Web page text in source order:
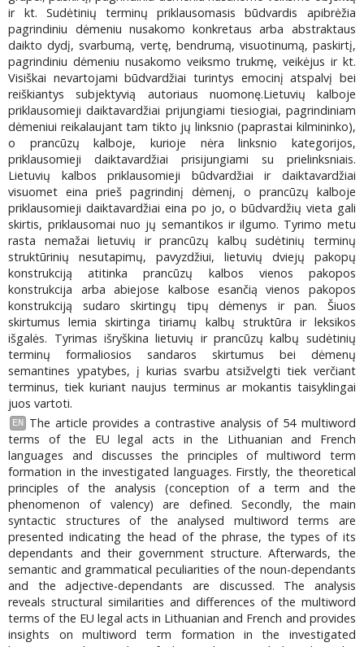
ir kt. Sudėtinių terminų priklausomasis būdvardis apibrėžia
pagrindiniu dėmeniu nusakomo konkretaus arba abstraktaus
daikto dydį, svarbumą, vertę, bendrumą, visuotinumą, paskirtį,
pagrindiniu dėmeniu nusakomo veiksmo trukmę, veikėjus ir kt.
Visiškai nevartojami būdvardžiai turintys emocinį atspalvį bei
reiškiantys subjektyvią autoriaus nuomonę.Lietuvių kalboje
priklausomieji daiktavardžiai prijungiami tiesiogiai, pagrindiniam
dėmeniui reikalaujant tam tikto jų linksnio (paprastai kilmininko),
o prancūzų kalboje, kurioje nėra linksnio kategorijos,
priklausomieji daiktavardžiai prisijungiami su prielinksniais.
Lietuvių kalbos priklausomieji būdvardžiai ir daiktavardžiai
visuomet eina prieš pagrindinį dėmenį, o prancūzų kalboje
priklausomieji daiktavardžiai eina po jo, o būdvardžių vieta gali
skirtis, priklausomai nuo jų semantikos ir ilgumo. Tyrimo metu
rasta nemažai lietuvių ir prancūzų kalbų sudėtinių terminų
struktūrinių nesutapimų, pavyzdžiui, lietuvių dviejų pakopų
konstrukciją atitinka prancūzų kalbos vienos pakopos
konstrukcija arba abiejose kalbose esančią vienos pakopos
konstrukciją sudaro skirtingų tipų dėmenys ir pan. Šiuos
skirtumus lemia skirtinga tiriamų kalbų struktūra ir leksikos
išgalės. Tyrimas išryškina lietuvių ir prancūzų kalbų sudėtinių
terminų formaliosios sandaros skirtumus bei dėmenų
semantines ypatybes, į kurias svarbu atsižvelgti tiek verčiant
terminus, tiek kuriant naujus terminus ar mokantis taisyklingai
juos vartoti.
EN
The article provides a contrastive analysis of 54 multiword
terms of the EU legal acts in the Lithuanian and French
languages and discusses the principles of multiword term
formation in the investigated languages. Firstly, the theoretical
principles of the analysis (conception of a term and the
phenomenon of valency) are defined. Secondly, the main
syntactic structures of the analysed multiword terms are
presented indicating the head of the phrase, the types of its
dependants and their government structure. Afterwards, the
semantic and grammatical peculiarities of the noun-dependants
and the adjective-dependants are discussed. The analysis
reveals structural similarities and differences of the multiword
terms of the EU legal acts in Lithuanian and French and provides
insights on multiword term formation in the investigated